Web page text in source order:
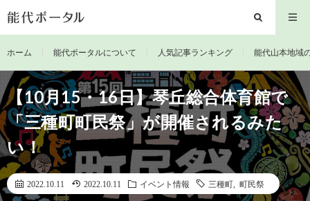
ホーム 能代ポータルについて 人気記事ランキング 能代山本地域
【10月15・16日】琴丘総合体育館で
「三種町町民祭」が開催されるみた
い！
2022.10.11 2022.10.11 イベント情報 三種町 町民祭